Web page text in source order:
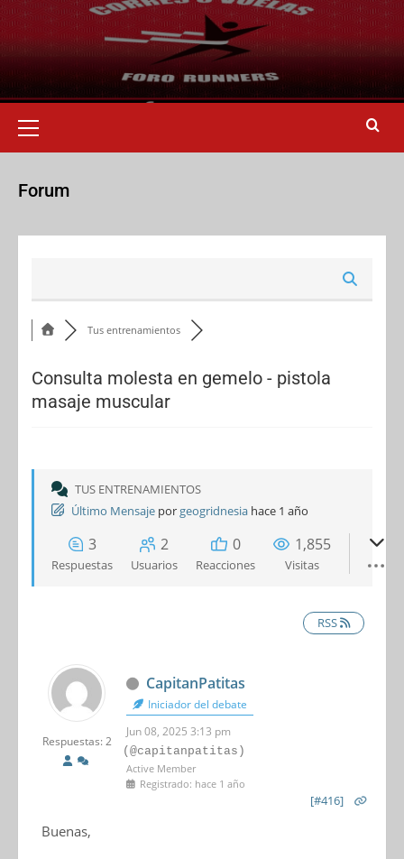
Forum
Tus entrenamientos
Consulta molesta en gemelo - pistola
masaje muscular
TUS ENTRENAMIENTOS
Último Mensaje por geogridnesia hace 1 año
3
Respuestas
2
Usuarios
0
Reacciones
1,855
Visitas
RSS
Respuestas: 2
CapitanPatitas
Iniciador del debate
Jun 08, 2025 3:13 pm
(@capitanpatitas)
Active Member
Registrado: hace 1 año
[#416]
Buenas,